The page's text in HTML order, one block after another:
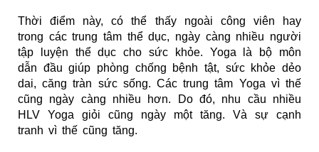
Thời điểm này, có thể thấy ngoài công viên hay
trong các trung tâm thể dục, ngày càng nhiều người
tập luyện thể dục cho sức khỏe. Yoga là bộ môn
dẫn đầu giúp phòng chống bệnh tật, sức khỏe dẻo
dai, căng tràn sức sống. Các trung tâm Yoga vì thế
cũng ngày càng nhiều hơn. Do đó, nhu cầu nhiều
HLV Yoga giỏi cũng ngày một tăng. Và sự cạnh
tranh vì thế cũng tăng.